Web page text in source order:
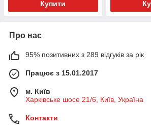
Купити
Про нас
95% позитивних з 289 відгуків за рік
Працює з 15.01.2017
м. Київ
Харківське шосе 21/6, Київ, Україна
Контакти